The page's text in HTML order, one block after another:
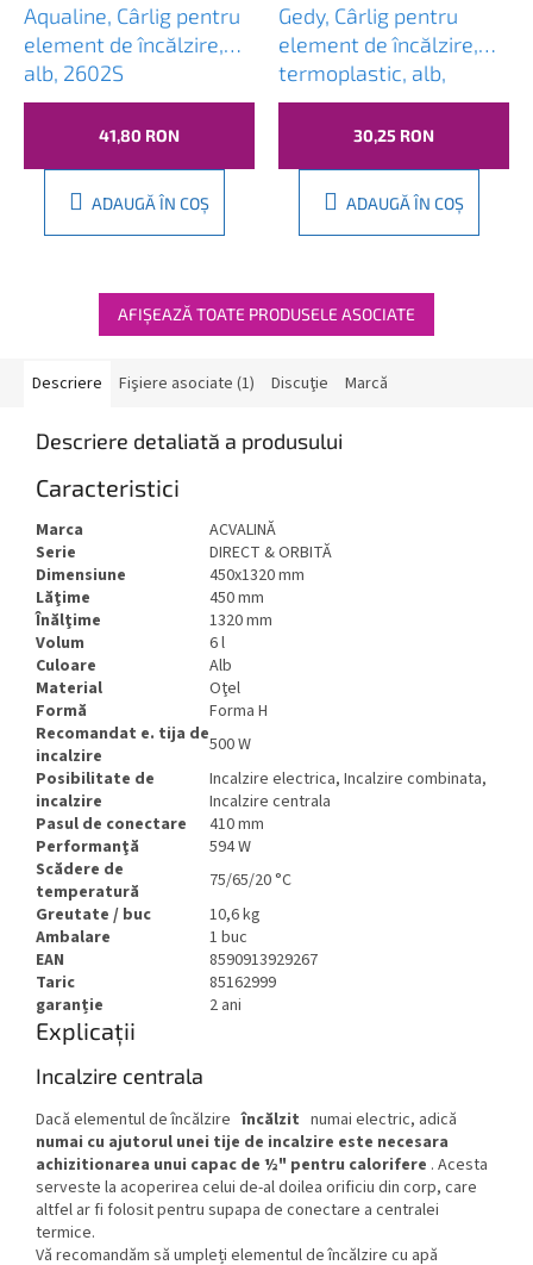
Aqualine, Cârlig pentru
element de încălzire,
alb, 2602S
41,80 RON
ADAUGĂ ÎN COŞ
Gedy, Cârlig pentru
element de încălzire,
termoplastic, alb,
202502
30,25 RON
ADAUGĂ ÎN COŞ
AFIŞEAZĂ TOATE PRODUSELE ASOCIATE
Descriere Fişiere asociate (1) Discuţie Marcă
Descriere detaliată a produsului
Caracteristici
Marca
ACVALINĂ
Serie
DIRECT & ORBITĂ
Dimensiune
450x1320 mm
Lăţime
450 mm
Înălţime
1320 mm
Volum
6 l
Culoare
Alb
Material
Oţel
Formă
Forma H
Recomandat e. tija de
incalzire
500 W
Posibilitate de
incalzire
Incalzire electrica, Incalzire combinata,
Incalzire centrala
Pasul de conectare
410 mm
Performanţă
594 W
Scădere de
temperatură
75/65/20 °C
Greutate / buc
10,6 kg
Ambalare
1 buc
EAN
8590913929267
Taric
85162999
garanție
2 ani
Explicații
Incalzire centrala
Dacă elementul de încălzire încălzit numai electric, adică
numai cu ajutorul unei tije de incalzire este necesara
achizitionarea unui capac de ½" pentru calorifere . Acesta
serveste la acoperirea celui de-al doilea orificiu din corp, care
altfel ar fi folosit pentru supapa de conectare a centralei
termice.
Vă recomandăm să umpleți elementul de încălzire cu apă